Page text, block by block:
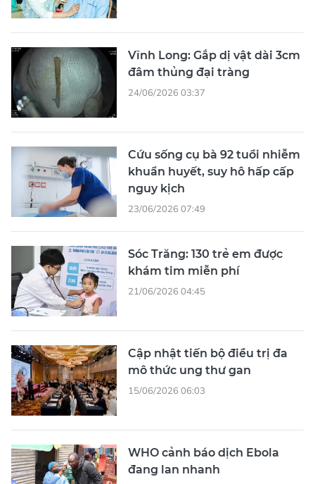
Vĩnh Long: Gắp dị vật dài 3cm
đâm thủng đại tràng
24/06/2026 03:37
Cứu sống cụ bà 92 tuổi nhiễm
khuẩn huyết, suy hô hấp cấp
nguy kịch
23/06/2026 07:49
Sóc Trăng: 130 trẻ em được
khám tim miễn phí
21/06/2026 04:45
Cập nhật tiến bộ điều trị đa
mô thức ung thư gan
15/06/2026 06:03
WHO cảnh báo dịch Ebola
đang lan nhanh